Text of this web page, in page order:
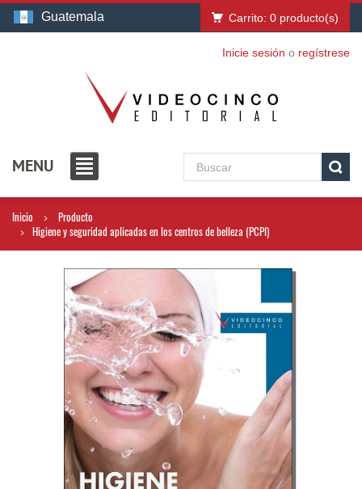
Guatemala Carrito: 0 producto(s)
Inicie sesión o regístrese
MENU
Inicio
Producto
Higiene y seguridad aplicadas en los centros de belleza (PCPI)